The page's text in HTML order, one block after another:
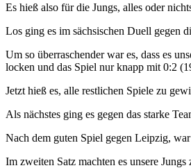
Es hieß also für die Jungs, alles oder
Los ging es im sächsischen Duell gegen
Um so überraschender war es, dass es
locken und das Spiel nur knapp mit 0:2
Jetzt hieß es, alle restlichen Spiele zu
Als nächstes ging es gegen das starke
Nach dem guten Spiel gegen Leipzig,
Im zweiten Satz machten es unsere